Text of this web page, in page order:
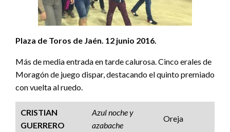
Plaza de Toros de Jaén. 12 junio 2016.
Más de media entrada en tarde calurosa. Cinco erales de
Moragón de juego dispar, destacando el quinto premiado
con vuelta al ruedo.
CRISTIAN
GUERRERO
Azul noche y
azabache
Oreja